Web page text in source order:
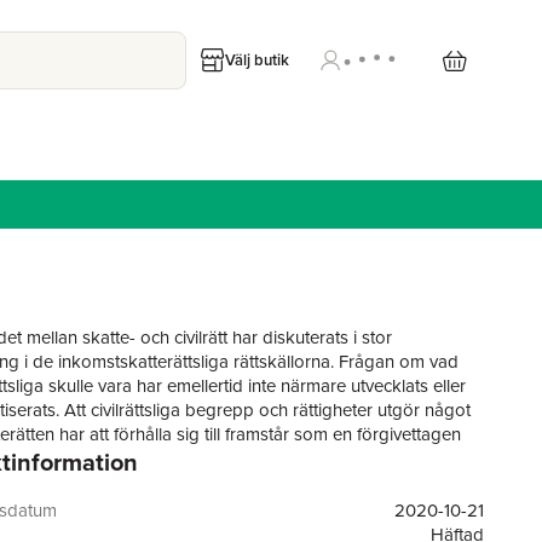
Välj butik
mellan skatte- och civilrätt har diskuterats i stor
i de inkomstskatterättsliga rättskällorna. Frågan om vad
skulle vara har emellertid inte närmare utvecklats eller
Att civilrättsliga begrepp och rättigheter utgör något
har att förhålla sig till framstår som en förgivettagen
De civilrättsliga begreppen och rättigheterna behandlas
inte råder över utan enbart har att förhålla sig till. I
utmanas nämnda utgångspunkt. Det civilrättsliga är
2020-10-21
Häftad